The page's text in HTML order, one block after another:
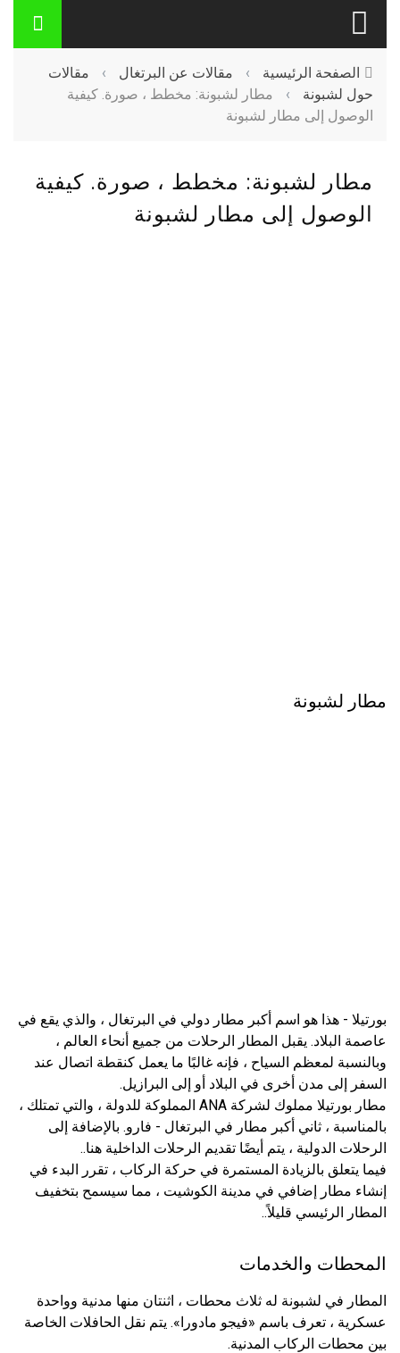
الصفحة الرئيسية › مقالات عن البرتغال ›
مقالات
حول لشبونة
›
مطار لشبونة: مخطط ، صورة. كيفية
الوصول إلى مطار لشبونة
مطار لشبونة: مخطط ، صورة. كيفية
الوصول إلى مطار لشبونة
مطار لشبونة
بورتيلا - هذا هو اسم أكبر مطار دولي في البرتغال ، والذي يقع في
عاصمة البلاد. يقبل المطار الرحلات من جميع أنحاء العالم ،
وبالنسبة لمعظم السياح ، فإنه غالبًا ما يعمل كنقطة اتصال عند
السفر إلى مدن أخرى في البلاد أو إلى البرازيل.
مطار بورتيلا مملوك لشركة ANA المملوكة للدولة ، والتي تمتلك ،
بالمناسبة ، ثاني أكبر مطار في البرتغال - فارو. بالإضافة إلى
الرحلات الدولية ، يتم أيضًا تقديم الرحلات الداخلية هنا..
فيما يتعلق بالزيادة المستمرة في حركة الركاب ، تقرر البدء في
إنشاء مطار إضافي في مدينة الكوشيت ، مما سيسمح بتخفيف
المطار الرئيسي قليلاً..
المحطات والخدمات
المطار في لشبونة له ثلاث محطات ، اثنتان منها مدنية وواحدة
عسكرية ، تعرف باسم «فيجو مادورا». يتم نقل الحافلات الخاصة
بين محطات الركاب المدنية.